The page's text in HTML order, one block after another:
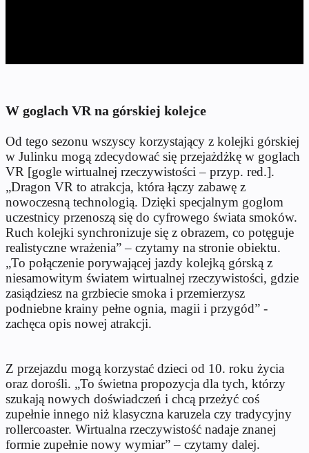
W goglach VR na górskiej kolejce
Od tego sezonu wszyscy korzystający z kolejki górskiej
w Julinku mogą zdecydować się przejażdżkę w goglach
VR [gogle wirtualnej rzeczywistości – przyp. red.].
„Dragon VR to atrakcja, która łączy zabawę z
nowoczesną technologią. Dzięki specjalnym goglom
uczestnicy przenoszą się do cyfrowego świata smoków.
Ruch kolejki synchronizuje się z obrazem, co potęguje
realistyczne wrażenia” – czytamy na stronie obiektu.
„To połączenie porywającej jazdy kolejką górską z
niesamowitym światem wirtualnej rzeczywistości, gdzie
zasiądziesz na grzbiecie smoka i przemierzysz
podniebne krainy pełne ognia, magii i przygód” -
zachęca opis nowej atrakcji.
Z przejazdu mogą korzystać dzieci od 10. roku życia
oraz dorośli. „To świetna propozycja dla tych, którzy
szukają nowych doświadczeń i chcą przeżyć coś
zupełnie innego niż klasyczna karuzela czy tradycyjny
rollercoaster. Wirtualna rzeczywistość nadaje znanej
formie zupełnie nowy wymiar” – czytamy dalej.